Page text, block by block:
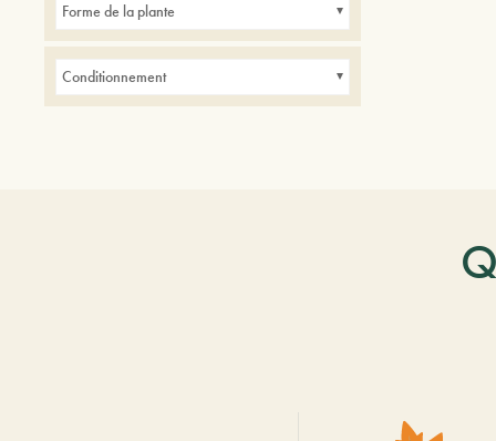
Forme de la plante
Conditionnement